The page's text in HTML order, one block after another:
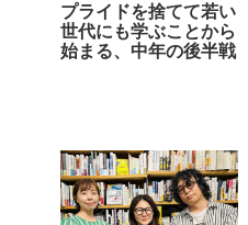
プライドを捨てて若い
世代にも学ぶことから
始まる、中年の後半戦